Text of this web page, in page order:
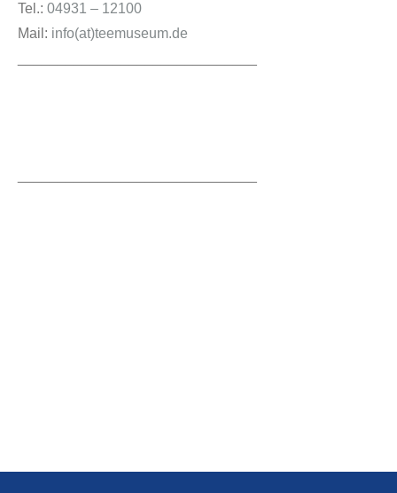
Veranstaltungen
Tel.: 04931 – 12100
Mail: info(at)teemuseum.de